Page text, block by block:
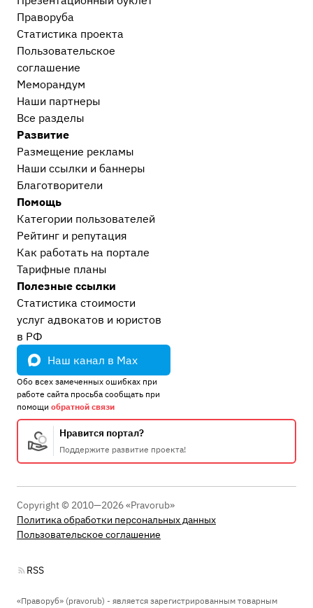
Праворуба
Статистика проекта
Пользовательское
соглашение
Меморандум
Наши партнеры
Все разделы
Развитие
Размещение рекламы
Наши ссылки и баннеры
Благотворители
Помощь
Категории пользователей
Рейтинг и репутация
Как работать на портале
Тарифные планы
Полезные ссылки
Статистика стоимости
услуг адвокатов и юристов
в РФ
Наш канал в Max
Обо всех замеченных ошибках при
работе сайта просьба сообщать при
помощи обратной связи
Нравится портал?
Поддержите развитие проекта!
Copyright © 2010—2026 «Pravorub»
Политика обработки персональных данных
Пользовательское соглашение
RSS
«Праворуб» (pravorub) - является зарегистрированным товарным